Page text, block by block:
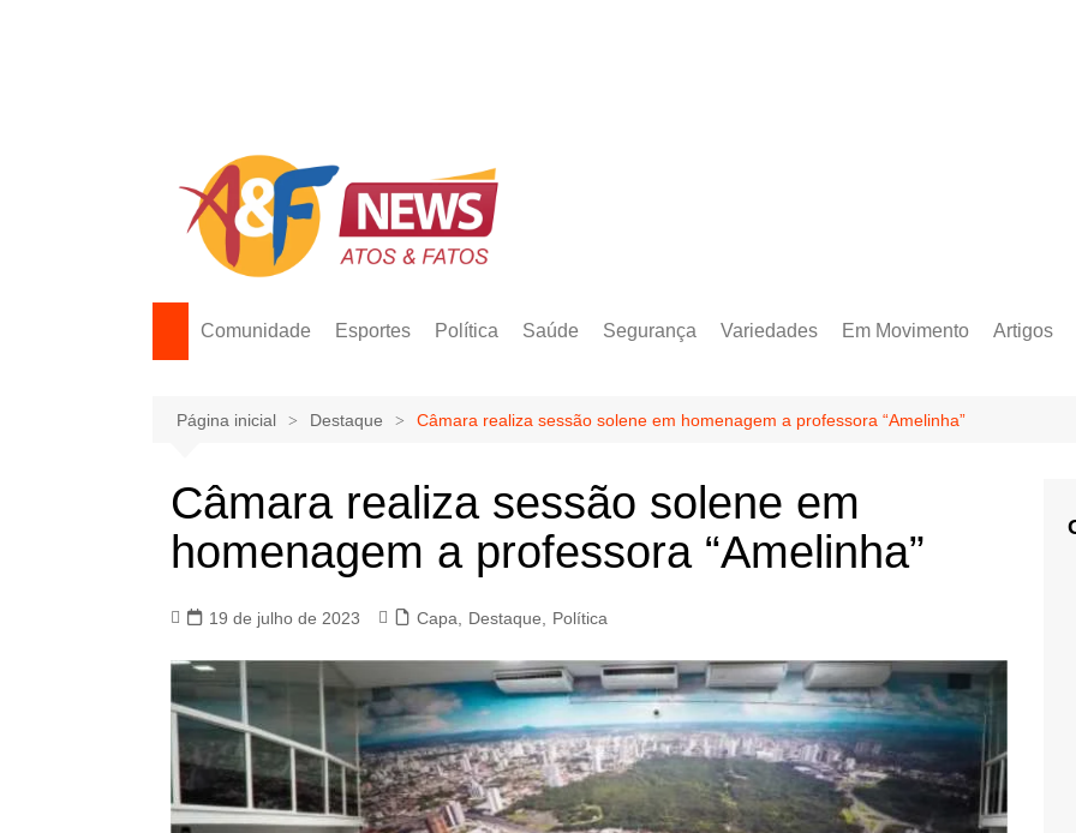
Comunidade Esportes Política Saúde Segurança Variedades Em Movimento Artigos
Página inicial Destaque Câmara realiza sessão solene em homenagem a professora “Amelinha”
Câmara realiza sessão solene em
homenagem a professora “Amelinha”
19 de julho de 2023 Capa Destaque Política